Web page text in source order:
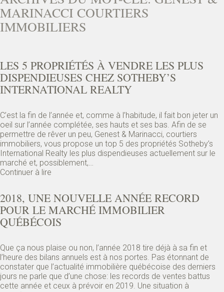
MARINACCI COURTIERS
IMMOBILIERS
LES 5 PROPRIÉTÉS À VENDRE LES PLUS
DISPENDIEUSES CHEZ SOTHEBY’S
INTERNATIONAL REALTY
C’est la fin de l’année et, comme à l’habitude, il fait bon jeter un
oeil sur l’année complétée, ses hauts et ses bas. Afin de se
permettre de rêver un peu, Genest & Marinacci, courtiers
immobiliers, vous propose un top 5 des propriétés Sotheby’s
International Realty les plus dispendieuses actuellement sur le
marché et, possiblement,…
Continuer à lire
2018, UNE NOUVELLE ANNÉE RECORD
POUR LE MARCHÉ IMMOBILIER
QUÉBÉCOIS
Que ça nous plaise ou non, l’année 2018 tire déjà à sa fin et
l’heure des bilans annuels est à nos portes. Pas étonnant de
constater que l’actualité immobilière québécoise des derniers
jours ne parle que d’une chose: les records de ventes battus
cette année et ceux à prévoir en 2019. Une situation à